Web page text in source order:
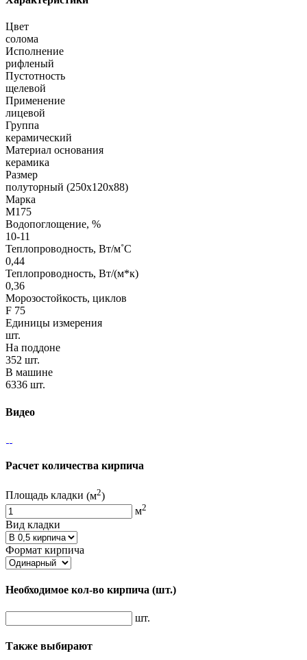
Цвет
солома
Исполнение
рифленый
Пустотность
щелевой
Применение
лицевой
Группа
керамический
Материал основания
керамика
Размер
полуторный (250х120х88)
Марка
М175
Водопоглощение, %
10-11
Теплопроводность, Вт/м˚С
0,44
Теплопроводность, Вт/(м*к)
0,36
Морозостойкость, циклов
F 75
Единицы измерения
шт.
На поддоне
352 шт.
В машине
6336 шт.
Видео
Расчет количества кирпича
Площадь кладки (м2)
м2
Вид кладки
Формат кирпича
Необходимое кол-во кирпича (шт.)
шт.
Также выбирают